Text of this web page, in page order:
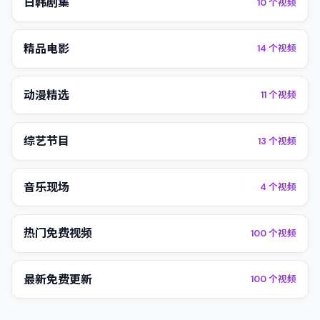
精品电影 14 个视频
动漫精选 11个视频
综艺节目 13 个视频
音乐现场 4 个视频
热门免费视频 100个视频
最新免费更新 100个视频